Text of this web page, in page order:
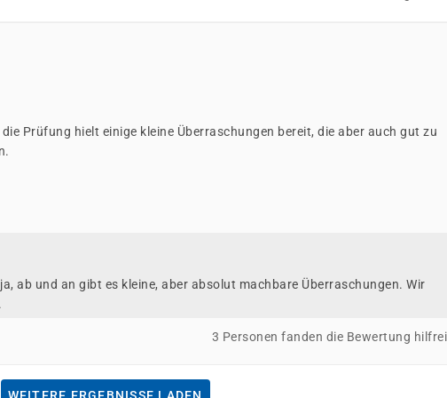
Prüfung hielt einige kleine Überraschungen bereit, die aber auch gut zu
ab und an gibt es kleine, aber absolut machbare Überraschungen. Wir
3 Personen fanden die Bewertung